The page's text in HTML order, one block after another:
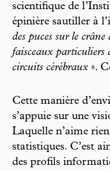
scientifique de
épinière sautiller à
des puces sur le
faisceaux particuliers
circuits cérébraux ».
Cette manière
s’appuie sur une
Laquelle n’aime
statistiques. C’est
des profils